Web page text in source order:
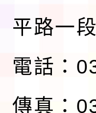
平路一
電話：
傳真：